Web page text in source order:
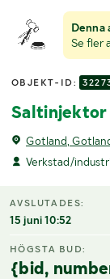
Denna
Se fler
OBJEKT-ID:
Saltinjektor
Gotland,
Verkstad/
AVSLUTADES:
15 juni 10:52
HÖGSTA BUD:
{bid,